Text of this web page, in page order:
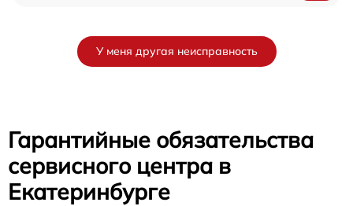
У меня другая неисправность
Гарантийные обязательства
сервисного центра в
Екатеринбурге